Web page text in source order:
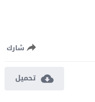
شارك
تحميل